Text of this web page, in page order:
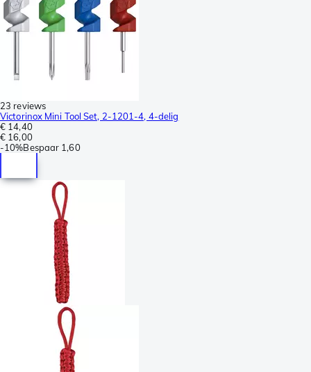
23 reviews
Victorinox Mini Tool Set, 2-1201-4, 4-delig
€ 14,40
€ 16,00
-10%Bespaar 1,60